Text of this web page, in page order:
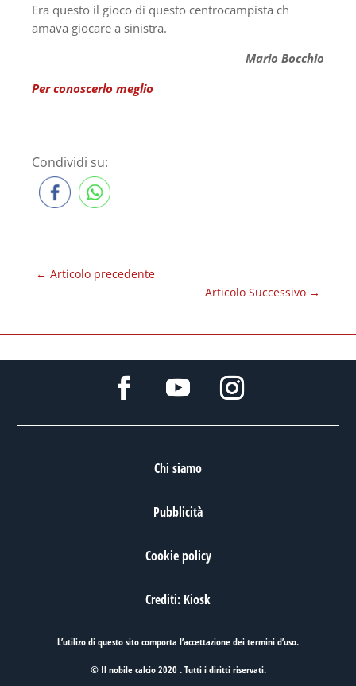
Era questo il gioco di questo centrocampista ch
amava giocare a sinistra.
Mario Bocchio
Per conoscerlo meglio
Condividi su:
← Articolo precedente
Articolo Successivo →
Chi siamo
Pubblicità
Cookie policy
Crediti: Kiosk
L’utilizo di questo sito comporta l’accettazione deitermini d’uso.
© Il nobile calcio 2020 . Tutti i diritti riservati.